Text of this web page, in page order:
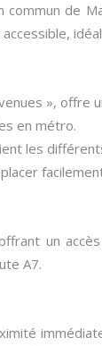
de
», offre
en métro.
les
un
A7.